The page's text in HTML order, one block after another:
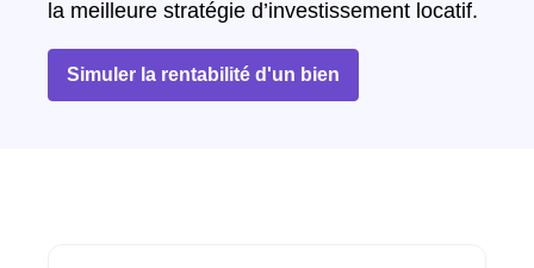
la meilleure stratégie d’investissement locatif.
Simuler la rentabilité d'un bien